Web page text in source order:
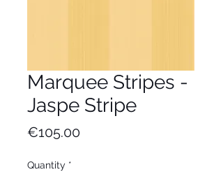
Marquee Stripes -
Jaspe Stripe
€105.00Price
Quantity *